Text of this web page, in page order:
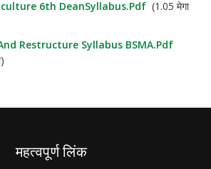
6th DeanSyllabus.pdf (1.05 मेगा
Restructure Syllabus BSMA.pdf
महत्वपूर्ण लिंक